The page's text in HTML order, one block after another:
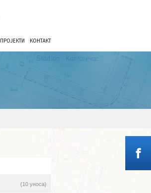
ПРОЈЕКТИ КОНТАКТ
(10 уноса)